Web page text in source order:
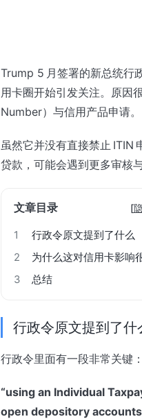
Trump 5 月签署的新总统行
用卡圈开始引发关注。原
Number）与信用产品申请。
虽然它并没有直接禁止 ITIN
贷款，可能会遇到更多审核与
文章目录 [
1
行政令原文提到了什么
2
为什么这对信用卡影响
3
总结
行政令原文提到了什
行政令里面有一段非常关键：
“using an Individual
open depository